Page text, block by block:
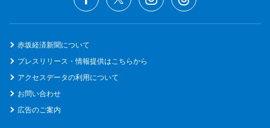
赤坂経済新聞について
プレスリリース・情報提供はこちらから
アクセスデータの利用について
お問い合わせ
広告のご案内